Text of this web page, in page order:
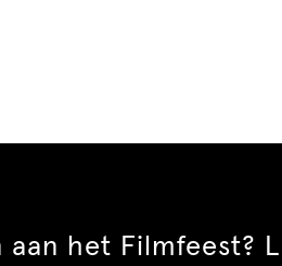
het Filmfeest?